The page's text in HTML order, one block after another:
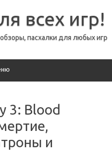
всех игр!
пасхалки для любых игр
3: Blood
и